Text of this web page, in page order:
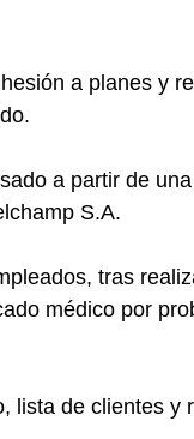
a planes y
a partir de una
S.A.
tras
médico por
lista de clientes y